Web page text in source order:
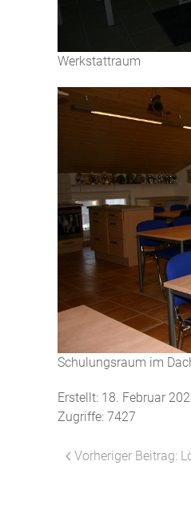
Werkstattraum
Schulungsraum im
Erstellt: 18. Februar
Zugriffe: 7427
Vorheriger Beitrag: